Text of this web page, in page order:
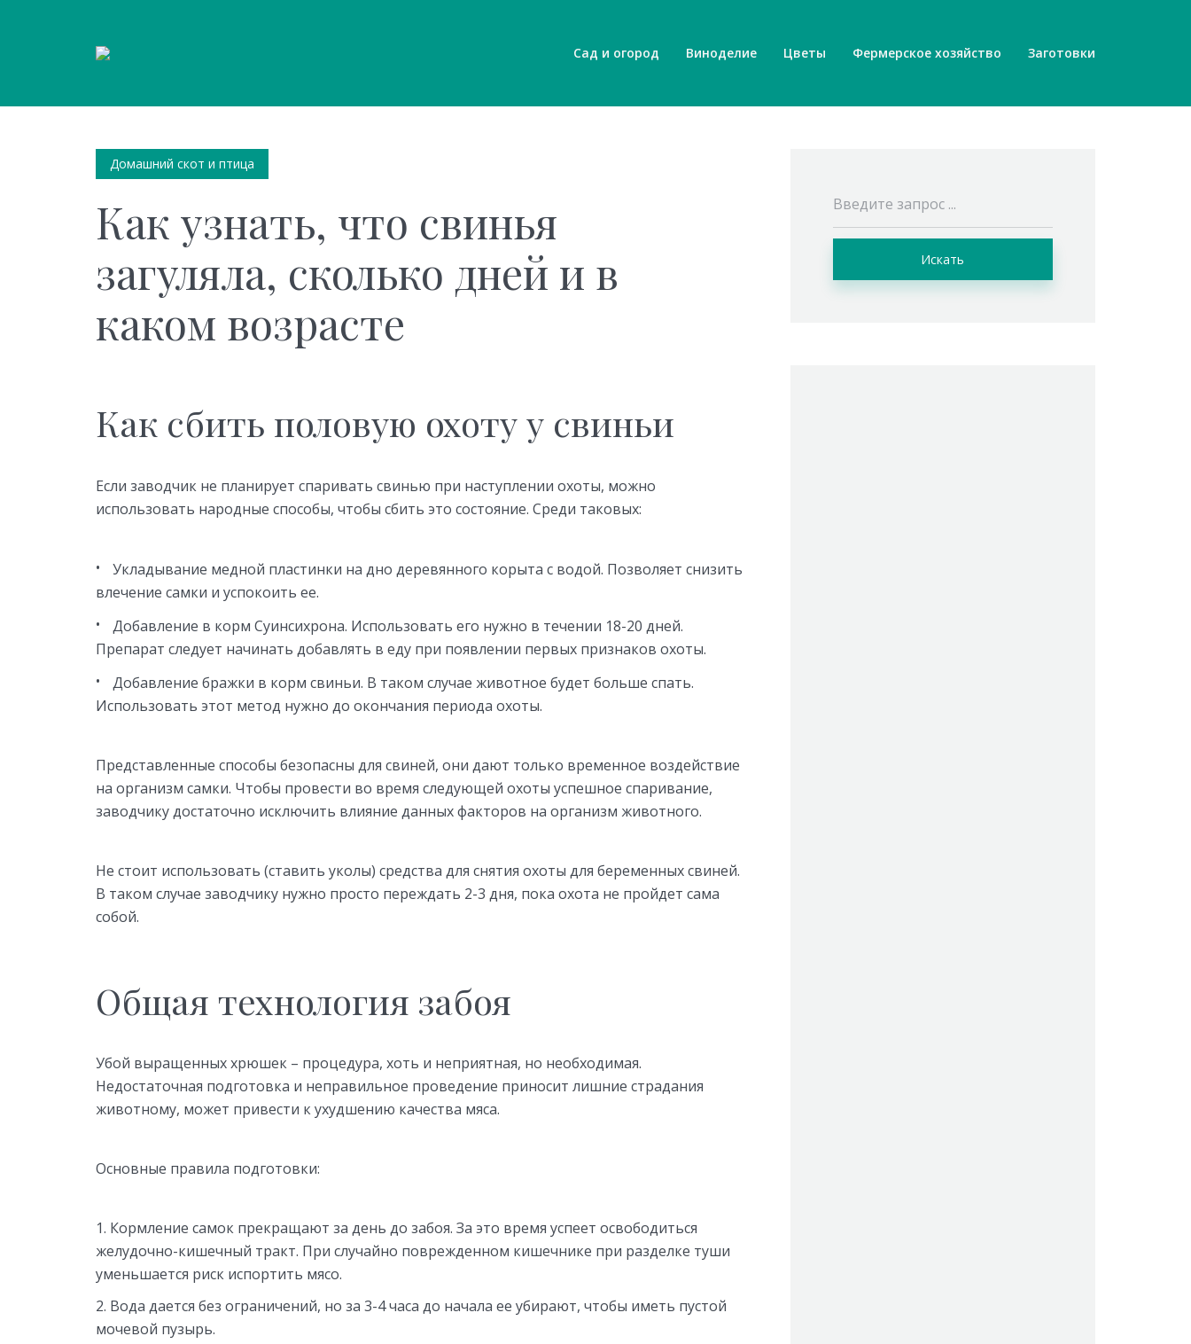
Сад и огород Виноделие Цветы Фермерское хозяйство Заготовки
Домашний скот и птица
Как узнать, что свинья
загуляла, сколько дней и в
каком возрасте
Как сбить половую охоту у свиньи
Если заводчик не планирует спаривать свинью при наступлении охоты, можно
использовать народные способы, чтобы сбить это состояние. Среди таковых:
Укладывание медной пластинки на дно деревянного корыта с водой. Позволяет снизить
влечение самки и успокоить ее.
Добавление в корм Суинсихрона. Использовать его нужно в течении 18-20 дней.
Препарат следует начинать добавлять в еду при появлении первых признаков охоты.
Добавление бражки в корм свиньи. В таком случае животное будет больше спать.
Использовать этот метод нужно до окончания периода охоты.
Представленные способы безопасны для свиней, они дают только временное воздействие
на организм самки. Чтобы провести во время следующей охоты успешное спаривание,
заводчику достаточно исключить влияние данных факторов на организм животного.
Не стоит использовать (ставить уколы) средства для снятия охоты для беременных свиней.
В таком случае заводчику нужно просто переждать 2-3 дня, пока охота не пройдет сама
собой.
Общая технология забоя
Убой выращенных хрюшек – процедура, хоть и неприятная, но необходимая.
Недостаточная подготовка и неправильное проведение приносит лишние страдания
животному, может привести к ухудшению качества мяса.
Основные правила подготовки:
Кормление самок прекращают за день до забоя. За это время успеет освободиться
желудочно-кишечный тракт. При случайно поврежденном кишечнике при разделке туши
уменьшается риск испортить мясо.
Вода дается без ограничений, но за 3-4 часа до начала ее убирают, чтобы иметь пустой
мочевой пузырь.
Искать